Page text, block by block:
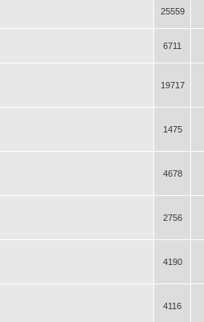
25559
6711
19717
1475
4678
2756
4190
4116